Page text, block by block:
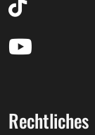
Rechtliches